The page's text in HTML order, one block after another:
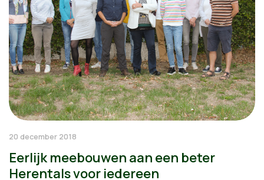
20 december 2018
Eerlijk meebouwen aan een beter
Herentals voor iedereen